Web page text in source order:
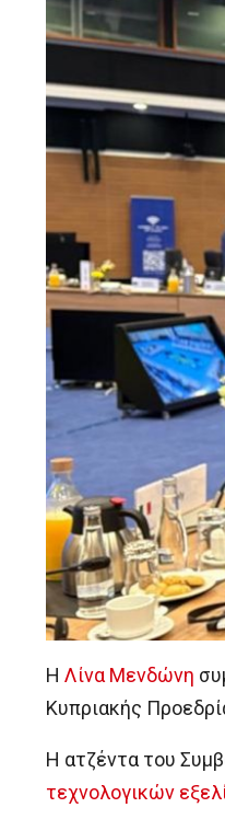
Η Λίνα Μενδώνη
Κυπριακής
Η ατζέντα του
τεχνολογικών